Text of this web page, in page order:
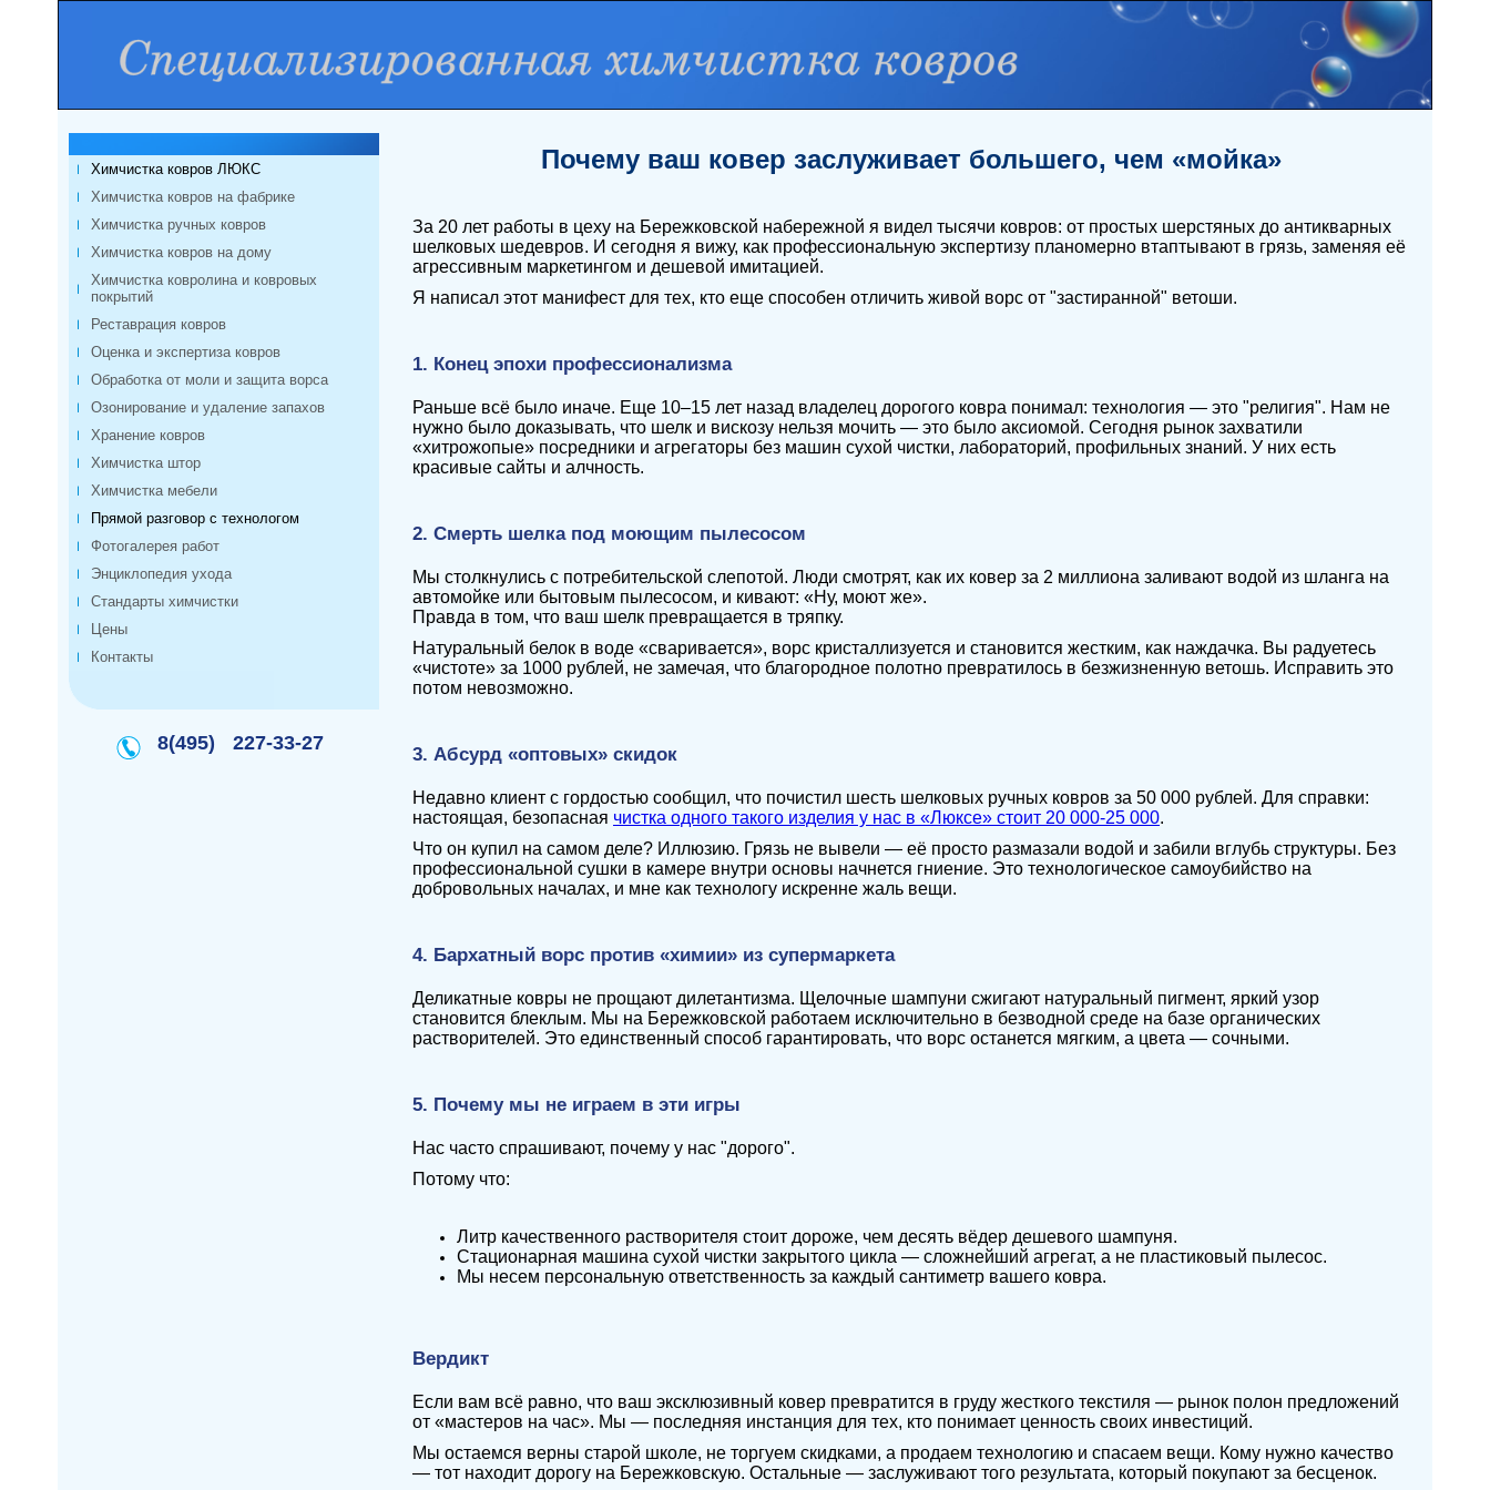
Химчистка ковров ЛЮКС
Химчистка ковров на фабрике
Химчистка ручных ковров
Химчистка ковров на дому
Химчистка ковролина и ковровых
покрытий
Реставрация ковров
Оценка и экспертиза ковров
Обработка от моли и защита ворса
Озонирование и удаление запахов
Хранение ковров
Химчистка штор
Химчистка мебели
Прямой разговор с технологом
Фотогалерея работ
Энциклопедия ухода
Стандарты химчистки
Цены
Контакты
8(495) 227-33-27
Почему ваш ковер заслуживает большего, чем «мойка»
За 20 лет работы в цеху на Бережковской набережной я видел тысячи ковров: от простых шерстяных до антикварных
шелковых шедевров. И сегодня я вижу, как профессиональную экспертизу планомерно втаптывают в грязь, заменяя её
агрессивным маркетингом и дешевой имитацией.
Я написал этот манифест для тех, кто еще способен отличить живой ворс от "застиранной" ветоши.
1. Конец эпохи профессионализма
Раньше всё было иначе. Еще 10–15 лет назад владелец дорогого ковра понимал: технология — это "религия". Нам не
нужно было доказывать, что шелк и вискозу нельзя мочить — это было аксиомой. Сегодня рынок захватили
«хитрожопые» посредники и агрегаторы без машин сухой чистки, лабораторий, профильных знаний. У них есть
красивые сайты и алчность.
2. Смерть шелка под моющим пылесосом
Мы столкнулись с потребительской слепотой. Люди смотрят, как их ковер за 2 миллиона заливают водой из шланга на
автомойке или бытовым пылесосом, и кивают: «Ну, моют же».
Правда в том, что ваш шелк превращается в тряпку.
Натуральный белок в воде «сваривается», ворс кристаллизуется и становится жестким, как наждачка. Вы радуетесь
«чистоте» за 1000 рублей, не замечая, что благородное полотно превратилось в безжизненную ветошь. Исправить это
потом невозможно.
3. Абсурд «оптовых» скидок
Недавно клиент с гордостью сообщил, что почистил шесть шелковых ручных ковров за 50 000 рублей. Для справки:
настоящая, безопасная чистка одного такого изделия у нас в «Люксе» стоит 20 000-25 000.
Что он купил на самом деле? Иллюзию. Грязь не вывели — её просто размазали водой и забили вглубь структуры. Без
профессиональной сушки в камере внутри основы начнется гниение. Это технологическое самоубийство на
добровольных началах, и мне как технологу искренне жаль вещи.
4. Бархатный ворс против «химии» из супермаркета
Деликатные ковры не прощают дилетантизма. Щелочные шампуни сжигают натуральный пигмент, яркий узор
становится блеклым. Мы на Бережковской работаем исключительно в безводной среде на базе органических
растворителей. Это единственный способ гарантировать, что ворс останется мягким, а цвета — сочными.
5. Почему мы не играем в эти игры
Нас часто спрашивают, почему у нас "дорого".
Потому что:
Литр качественного растворителя стоит дороже, чем десять вёдер дешевого шампуня.
Стационарная машина сухой чистки закрытого цикла — сложнейший агрегат, а не пластиковый пылесос.
Мы несем персональную ответственность за каждый сантиметр вашего ковра.
Вердикт
Если вам всё равно, что ваш эксклюзивный ковер превратится в груду жесткого текстиля — рынок полон предложений
от «мастеров на час». Мы — последняя инстанция для тех, кто понимает ценность своих инвестиций.
Мы остаемся верны старой школе, не торгуем скидками, а продаем технологию и спасаем вещи. Кому нужно качество
— тот находит дорогу на Бережковскую. Остальные — заслуживают того результата, который покупают за бесценок.